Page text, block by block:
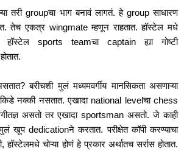
तरी groupचा भाग बनावं लागतं. हे group साधारण
तेच एकत्र wingmate म्हणून राहतात. हॉस्टेल मधे
sports teamचा captain ह्या गोष्टी
बरीचशी मुलं मध्यमवर्गीय मानसिकता असणाऱ्या
नक्की नसतात. एखादा national levelचा chess
असतो तर एखादा sportsman असतो. जे काही
खूप dedicationने करतात. परीक्षेत कॉपी करण्याचा
चोऱ्या होणं हे प्रकार अर्थातच सर्रास होतात.